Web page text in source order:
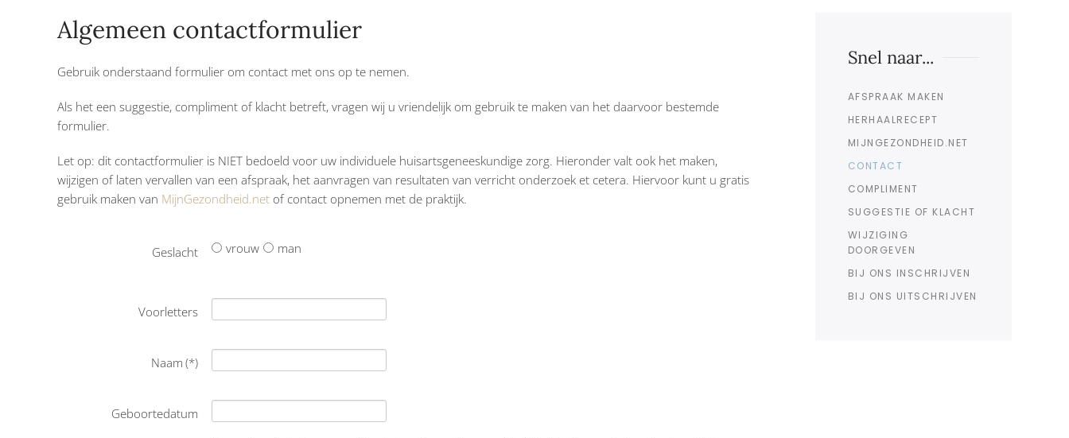
Algemeen contactformulier
Gebruik onderstaand formulier om contact met ons op te nemen.
Als het een suggestie, compliment of klacht betreft, vragen wij u vriendelijk om gebruik te maken van het daarvoor bestemde
formulier.
Let op: dit contactformulier is NIET bedoeld voor uw individuele huisartsgeneeskundige zorg. Hieronder valt ook het maken,
wijzigen of laten vervallen van een afspraak, het aanvragen van resultaten van verricht onderzoek et cetera. Hiervoor kunt u gratis
gebruik maken van MijnGezondheid.net of contact opnemen met de praktijk.
Geslacht vrouw man
Voorletters
Naam (*)
Geboortedatum
Snel naar...
AFSPRAAK MAKEN
HERHAALRECEPT
MIJNGEZONDHEID.NET
CONTACT
COMPLIMENT
SUGGESTIE OF KLACHT
WIJZIGING
DOORGEVEN
BIJ ONS INSCHRIJVEN
BIJ ONS UITSCHRIJVEN